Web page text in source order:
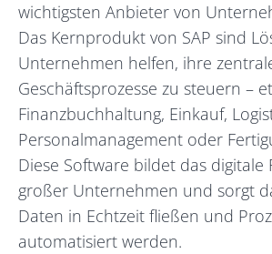
wichtigsten Anbieter von
Das Kernprodukt von SAP sind
Unternehmen helfen, ihre
Geschäftsprozesse zu steuern –
Finanzbuchhaltung, Einkauf,
Personalmanagement oder
Diese Software bildet das digitale
großer Unternehmen und sorgt
Daten in Echtzeit fließen und
automatisiert werden.